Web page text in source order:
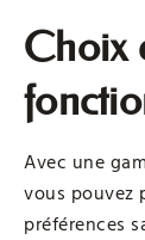
Choix
Avec une
vous pouvez
préférences